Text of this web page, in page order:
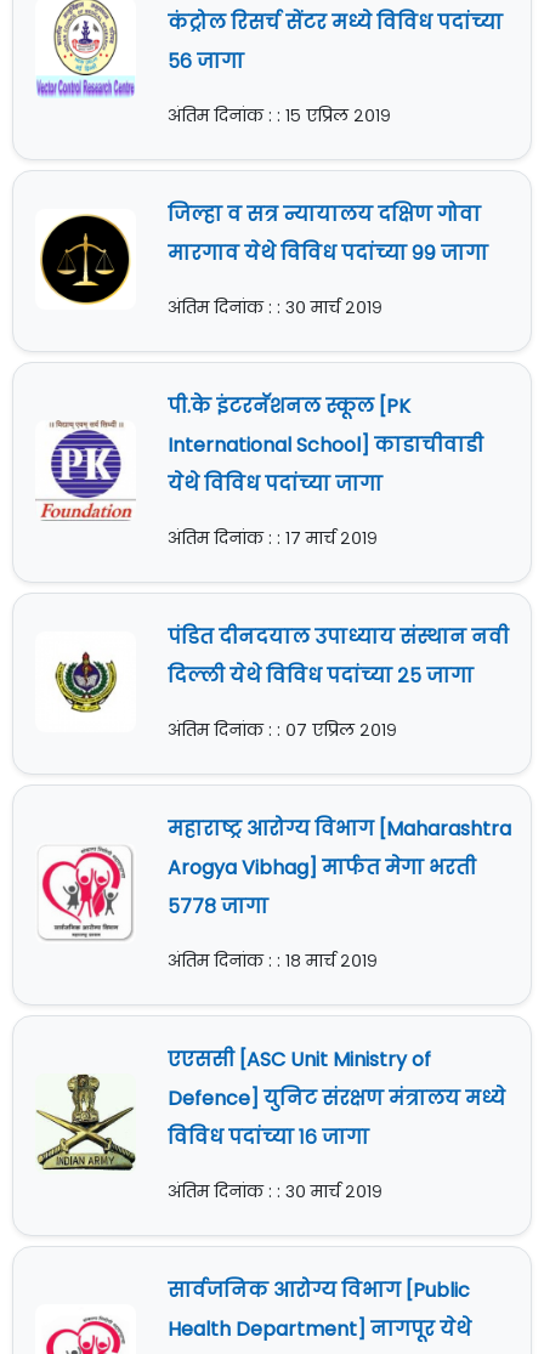
कंट्रोल रिसर्च सेंटर मध्ये विविध पदांच्या
५६ जागा
अंतिम दिनांक : : १५ एप्रिल २०१९
जिल्हा व सत्र न्यायालय दक्षिण गोवा
मारगाव येथे विविध पदांच्या ९९ जागा
अंतिम दिनांक : : ३० मार्च २०१९
पी.के इंटरनॅशनल स्कूल [PK
International School] काडाचीवाडी
येथे विविध पदांच्या जागा
अंतिम दिनांक : : १७ मार्च २०१९
पंडित दीनदयाल उपाध्याय संस्थान नवी
दिल्ली येथे विविध पदांच्या २५ जागा
अंतिम दिनांक : : ०७ एप्रिल २०१९
महाराष्ट्र आरोग्य विभाग [Maharashtra
Arogya Vibhag] मार्फत मेगा भरती
५७७८ जागा
अंतिम दिनांक : : १८ मार्च २०१९
एएससी [ASC Unit Ministry of
Defence] युनिट संरक्षण मंत्रालय मध्ये
विविध पदांच्या १६ जागा
अंतिम दिनांक : : ३० मार्च २०१९
सार्वजनिक आरोग्य विभाग [Public
Health Department] नागपूर येथे